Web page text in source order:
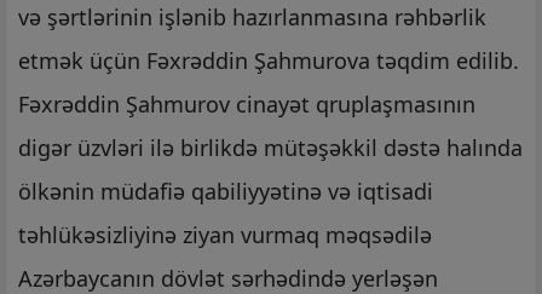
və şərtlərinin işlənib hazırlanmasına rəhbərlik
etmək üçün Fəxrəddin Şahmurova təqdim edilib.
Fəxrəddin Şahmurov cinayət qruplaşmasının
digər üzvləri ilə birlikdə mütəşəkkil dəstə halında
ölkənin müdafiə qabiliyyətinə və iqtisadi
təhlükəsizliyinə ziyan vurmaq məqsədilə
Azərbaycanın dövlət sərhədində yerləşən